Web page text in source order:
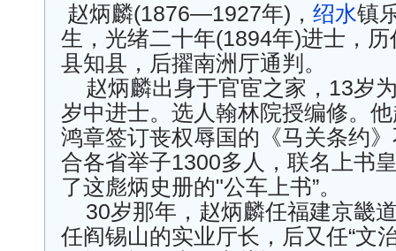
赵炳麟(1876—1927年)， 绍水镇
生，光绪二十年(1894年)进士，
县知县，后擢南洲厅通判。
赵炳麟出身于官宦之家，13岁
岁中进士。选人翰林院授编修。
鸿章签订丧权辱国的《马关条约
合各省举子1300多人，联名上书
了这彪炳史册的"公车上书”。
30岁那年，赵炳麟任福建京畿
任阎锡山的实业厅长，后又任“文